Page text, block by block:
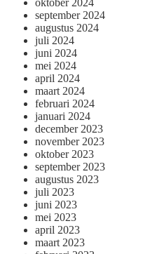
september 2024
augustus 2024
juli 2024
juni 2024
mei 2024
april 2024
maart 2024
februari 2024
januari 2024
december 2023
november 2023
oktober 2023
september 2023
augustus 2023
juli 2023
juni 2023
mei 2023
april 2023
maart 2023